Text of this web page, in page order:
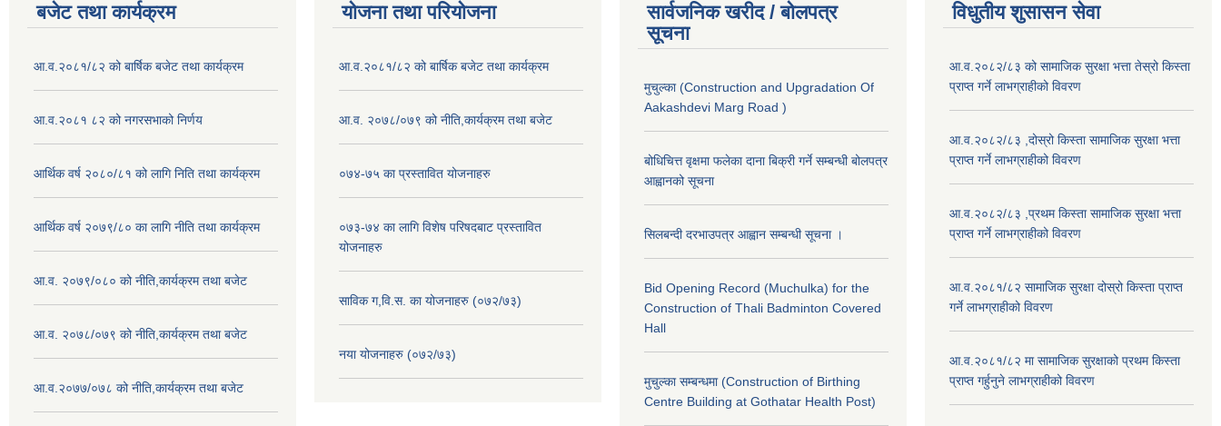
बजेट तथा कार्यक्रम
आ.व.२०८१/८२ को बार्षिक बजेट तथा कार्यक्रम
आ.व.२०८१ ८२ को नगरसभाको निर्णय
आर्थिक वर्ष २०८०/८१ को लागि निति तथा कार्यक्रम
आर्थिक वर्ष २०७९/८० का लागि नीति तथा कार्यक्रम
आ.व. २०७९/०८० को नीति,कार्यक्रम तथा बजेट
आ.व. २०७८/०७९ को नीति,कार्यक्रम तथा बजेट
आ.व.२०७७/०७८ को नीति,कार्यक्रम तथा बजेट
योजना तथा परियोजना
आ.व.२०८१/८२ को बार्षिक बजेट तथा कार्यक्रम
आ.व. २०७८/०७९ को नीति,कार्यक्रम तथा बजेट
०७४-७५ का प्रस्तावित योजनाहरु
०७३-७४ का लागि विशेष परिषदबाट प्रस्तावित
योजनाहरु
साविक ग,वि.स. का योजनाहरु (०७२/७३)
नया योजनाहरु (०७२/७३)
सार्वजनिक खरीद / बोलपत्र
सूचना
मुचुल्का (Construction and Upgradation Of
Aakashdevi Marg Road )
बोधिचित्त वृक्षमा फलेका दाना बिक्री गर्ने सम्बन्धी बोलपत्र
आह्वानको सूचना
सिलबन्दी दरभाउपत्र आह्वान सम्बन्धी सूचना ।
Bid Opening Record (Muchulka) for the
Construction of Thali Badminton Covered
Hall
मुचुल्का सम्बन्धमा (Construction of Birthing
Centre Building at Gothatar Health Post)
विधुतीय शुसासन सेवा
आ.व.२०८२/८३ को सामाजिक सुरक्षा भत्ता तेस्रो किस्ता
प्राप्त गर्ने लाभग्राहीको विवरण
आ.व.२०८२/८३ ,दोस्रो किस्ता सामाजिक सुरक्षा भत्ता
प्राप्त गर्ने लाभग्राहीको विवरण
आ.व.२०८२/८३ ,प्रथम किस्ता सामाजिक सुरक्षा भत्ता
प्राप्त गर्ने लाभग्राहीको विवरण
आ.व.२०८१/८२ सामाजिक सुरक्षा दोस्रो किस्ता प्राप्त
गर्ने लाभग्राहीको विवरण
आ.व.२०८१/८२ मा सामाजिक सुरक्षाको प्रथम किस्ता
प्राप्त गर्हुनुने लाभग्राहीको विवरण